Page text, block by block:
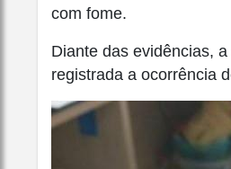
com fome.
Diante das evidências,
registrada a ocorrência